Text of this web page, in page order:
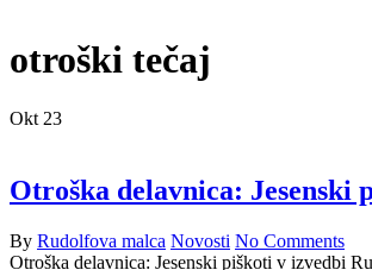
otroški tečaj
Okt 23
Otroška delavnica: Jesenski
By Rudolfova malca Novosti No Comments
Otroška delavnica: Jesenski piškoti v izvedbi